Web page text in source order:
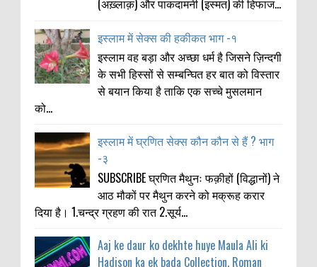
(अख़्लाक़) और पाकदामनी (इस्मत) की हिफाज...
इस्लाम में सेक्स की हकीकत भाग -१
इस्लाम वह बड़ा और अच्छा धर्म है जिसने ज़िन्दगी
के सभी हिस्सों से सम्बन्घित हर बात को विस्तार
से बयान किया है ताकि एक सच्चे मुसलमान
को...
इस्लाम में घ्रणित सेक्स कौन कौन से हैं ? भाग
-३
SUBSCRIBE घ्रणित मैथुनः फक़ीहों (विद्धानों) ने
आठ मौकों पर मैथुन करने को मक्रूह करार
दिया है। 1.चन्द्र ग्रहण की रात 2.सूर्य...
Aaj ke daur ko dekhte huye Maula Ali ki
Hadison ka ek bada Collection. Roman